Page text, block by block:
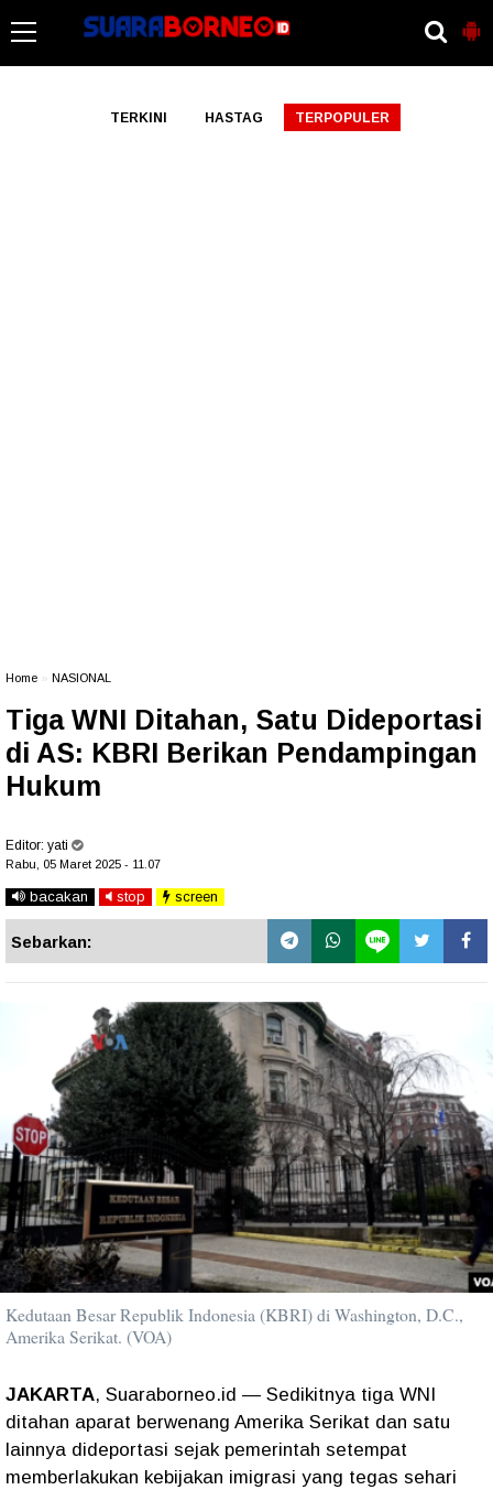
TERKINI HASTAG TERPOPULER
Home NASIONAL
Tiga WNI Ditahan, Satu Dideportasi
di AS: KBRI Berikan Pendampingan
Hukum
Editor: yati
Rabu, 05 Maret 2025 - 11.07
bacakan stop screen
Sebarkan:
Kedutaan Besar Republik Indonesia (KBRI) di Washington, D.C.,
Amerika Serikat. (VOA)
JAKARTA, Suaraborneo.id — Sedikitnya tiga WNI
ditahan aparat berwenang Amerika Serikat dan satu
lainnya dideportasi sejak pemerintah setempat
memberlakukan kebijakan imigrasi yang tegas sehari